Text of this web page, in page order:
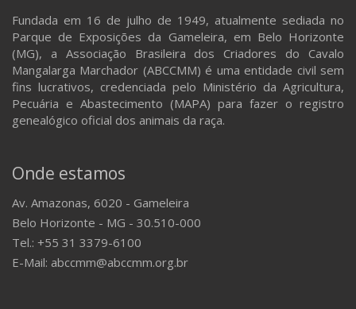
Fundada em 16 de julho de 1949, atualmente sediada no
Parque de Exposições da Gameleira, em Belo Horizonte
(MG), a Associação Brasileira dos Criadores do Cavalo
Mangalarga Marchador (ABCCMM) é uma entidade civil sem
fins lucrativos, credenciada pelo Ministério da Agricultura,
Pecuária e Abastecimento (MAPA) para fazer o registro
genealógico oficial dos animais da raça.
Onde estamos
Av. Amazonas, 6020 - Gameleira
Belo Horizonte - MG - 30.510-000
Tel.: +55 31 3379-6100
E-Mail: abccmm@abccmm.org.br